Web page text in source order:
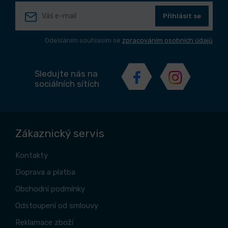
Přihlásit se
Odesláním souhlasím se zpracováním osobních údajů
Sledujte nás na
sociálních sítích
Zákaznický servis
Kontakty
Doprava a platba
Obchodní podmínky
Odstoupení od smlouvy
Reklamace zboží